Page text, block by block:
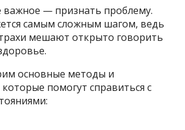
важное — признать проблему.
самым сложным шагом, ведь
мешают открыто говорить
основные методы и
помогут справиться с